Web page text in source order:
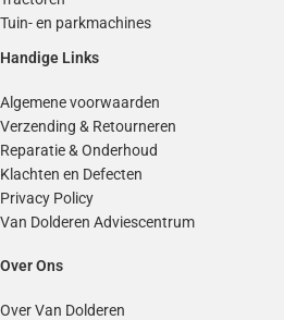
Tuin- en parkmachines
Handige Links
Algemene voorwaarden
Verzending & Retourneren
Reparatie & Onderhoud
Klachten en Defecten
Privacy Policy
Van Dolderen Adviescentrum
Over Ons
Over Van Dolderen